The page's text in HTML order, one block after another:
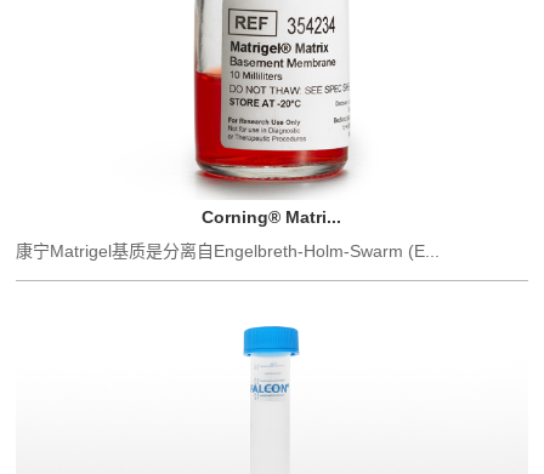
Corning® Matri...
康宁Matrigel基质是分离自Engelbreth-Holm-Swarm (E...